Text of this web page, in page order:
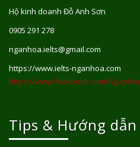
Hộ kinh doanh Đỗ Anh Sơn
0905 291 278
nganhoa.ielts@gmail.com
https://www.ielts-nganhoa.com
https://www.facebook.com/
Tips & Hướng dẫn